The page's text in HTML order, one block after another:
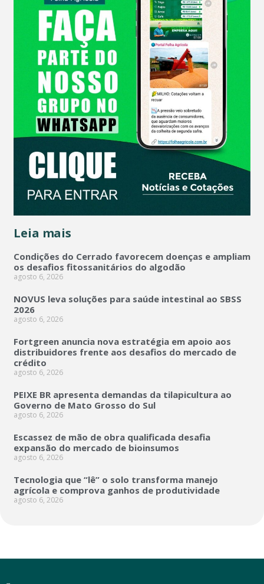
Leia mais
Condições do Cerrado favorecem doenças e ampliam
os desafios fitossanitários do algodão
agosto 6, 2026
NOVUS leva soluções para saúde intestinal ao SBSS
2026
agosto 6, 2026
Fortgreen anuncia nova estratégia em apoio aos
distribuidores frente aos desafios do mercado de
crédito
agosto 6, 2026
PEIXE BR apresenta demandas da tilapicultura ao
Governo de Mato Grosso do Sul
agosto 6, 2026
Escassez de mão de obra qualificada desafia
expansão do mercado de bioinsumos
agosto 6, 2026
Tecnologia que “lê” o solo transforma manejo
agrícola e comprova ganhos de produtividade
agosto 6, 2026